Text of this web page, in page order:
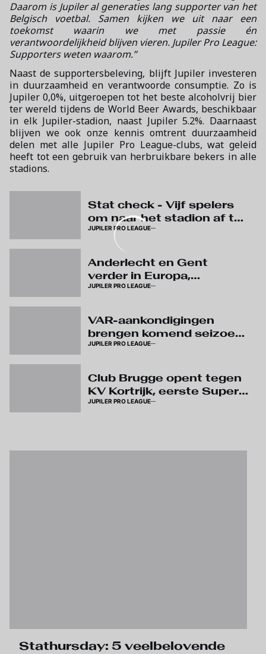
Daarom is Jupiler al generaties lang supporter van het
Belgisch voetbal. Samen kijken we uit naar een
toekomst waarin we met passie én
verantwoordelijkheid blijven vieren. Jupiler Pro League:
Supporters weten waarom.”
Naast de supportersbeleving, blijft Jupiler investeren
in duurzaamheid en verantwoorde consumptie. Zo is
Jupiler 0,0%, uitgeroepen tot het beste alcoholvrij bier
ter wereld tijdens de World Beer Awards, beschikbaar
in elk Jupiler-stadion, naast Jupiler 5.2%. Daarnaast
blijven we ook onze kennis omtrent duurzaamheid
delen met alle Jupiler Pro League-clubs, wat geleid
heeft tot een gebruik van herbruikbare bekers in alle
stadions.
Stat check - Vijf spelers
om naar het stadion af te
zakken
JUPILER PRO LEAGUE
Anderlecht en Gent
verder in Europa,
wedstrijden op speeldag
JUPILER PRO LEAGUE
VAR-aankondigingen
brengen komend seizoen
meer duidelijkheid over
JUPILER PRO LEAGUE
Club Brugge opent tegen
KV Kortrijk, eerste Super
Sunday al op speeldag 4
JUPILER PRO LEAGUE
Stathursday: 5 veelbelovende